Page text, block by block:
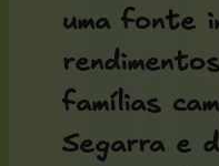
uma fonte
famílias
Segarra e